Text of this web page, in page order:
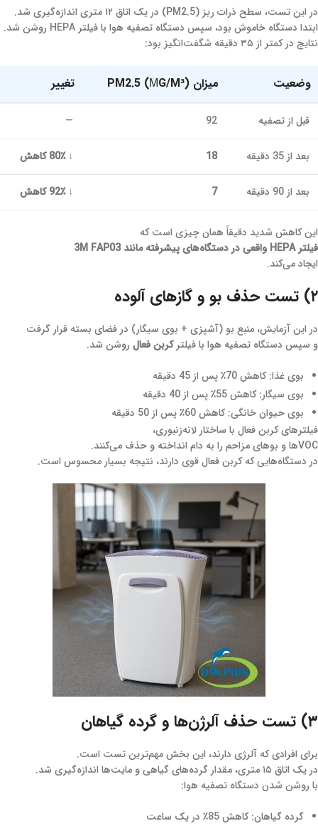
در این تست، سطح ذرات ریز (PM2.5) در یک اتاق ۱۲ متری اندازه‌گیری شد.
ابتدا دستگاه خاموش بود، سپس دستگاه تصفیه هوا با فیلتر HEPA روشن شد.
نتایج در کمتر از ۳۵ دقیقه شگفت‌انگیز بود:
وضعیت میزان PM2.5 (ΜG/M³) تغییر
قبل از تصفیه 92
—
بعد از 35 دقیقه 18 ↓ 80٪ کاهش
بعد از 90 دقیقه 7 ↓ 92٪ کاهش
این کاهش شدید دقیقاً همان چیزی است که
فیلتر HEPA واقعی در دستگاه‌های پیشرفته مانند 3M FAP03
ایجاد می‌کند.
۲) تست حذف بو و گازهای آلوده
در این آزمایش، منبع بو (آشپزی + بوی سیگار) در فضای بسته قرار گرفت
و سپس دستگاه تصفیه هوا با فیلترکربن فعال روشن شد.
بوی غذا: کاهش 70٪ پس از 45 دقیقه
بوی سیگار: کاهش 55٪ پس از 40 دقیقه
بوی حیوان خانگی: کاهش 60٪ پس از 50 دقیقه
فیلترهای کربن فعال با ساختار لانه‌زنبوری،
VOCها و بوهای مزاحم را به دام انداخته و حذف می‌کنند.
در دستگاه‌هایی که کربن فعال قوی دارند، نتیجه بسیار محسوس است.
۳) تست حذف آلرژن‌ها و گرده گیاهان
برای افرادی که آلرژی دارند، این بخش مهم‌ترین تست است.
در یک اتاق ۱۵ متری، مقدار گرده‌های گیاهی و مایت‌ها اندازه‌گیری شد.
با روشن شدن دستگاه تصفیه هوا:
گرده گیاهان: کاهش 85٪ در یک ساعت